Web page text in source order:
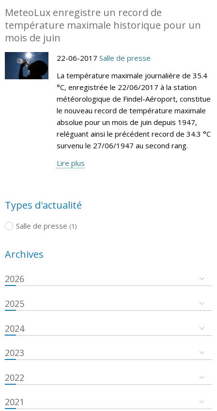
MeteoLux enregistre un record de
température maximale historique pour un
mois de juin
22-06-2017 Salle de presse
La température maximale journalière de 35.4
°C, enregistrée le 22/06/2017 à la station
météorologique de Findel-Aéroport, constitue
le nouveau record de température maximale
absolue pour un mois de juin depuis 1947,
reléguant ainsi le précédent record de 34.3 °C
survenu le 27/06/1947 au second rang.
Lire plus
Types d'actualité
Salle de presse (1)
Archives
2026
2025
2024
2023
2022
2021